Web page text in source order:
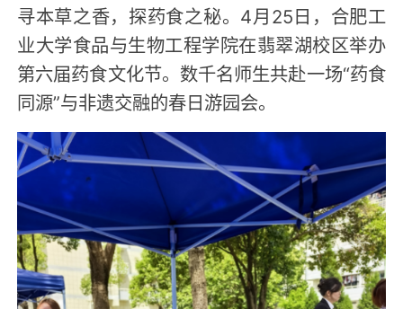
寻本草之香，探药食之秘。4月25日，合肥工
业大学食品与生物工程学院在翡翠湖校区举办
第六届药食文化节。数千名师生共赴一场“药食
同源”与非遗交融的春日游园会。